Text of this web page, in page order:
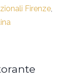
Firenze,